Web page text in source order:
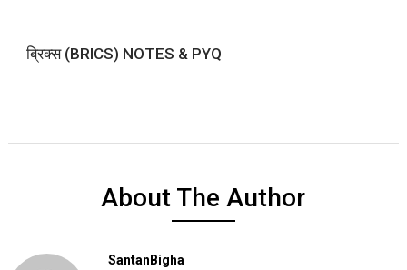
ब्रिक्स (BRICS) NOTES & PYQ
About The Author
SantanBigha